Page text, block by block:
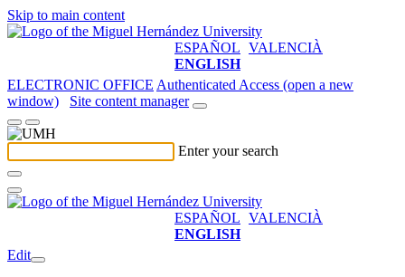
Skip to main content
ESPAÑOL VALENCIÀ
ENGLISH
ELECTRONIC OFFICE Authenticated Access (open a new
window)
Site content manager
Enter your search
ESPAÑOL VALENCIÀ
ENGLISH
Edit